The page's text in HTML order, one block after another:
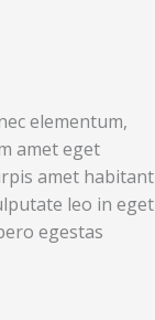
elementum,
amet eget
amet habitant
leo in eget
egestas